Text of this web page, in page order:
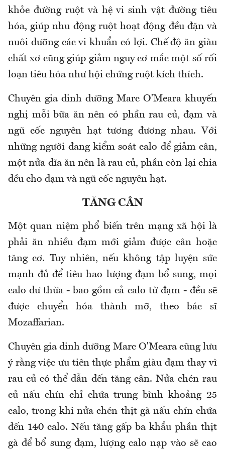
khỏe đường ruột và hệ vi sinh vật đường tiêu
hóa, giúp nhu động ruột hoạt động đều đặn và
nuôi dưỡng các vi khuẩn có lợi. Chế độ ăn giàu
chất xơ cũng giúp giảm nguy cơ mắc một số rối
loạn tiêu hóa như hội chứng ruột kích thích.
Chuyên gia dinh dưỡng Marc O'Meara khuyến
nghị mỗi bữa ăn nên có phần rau củ, đạm và
ngũ cốc nguyên hạt tương đương nhau. Với
những người đang kiểm soát calo để giảm cân,
một nửa đĩa ăn nên là rau củ, phần còn lại chia
đều cho đạm và ngũ cốc nguyên hạt.
TĂNG CÂN
Một quan niệm phổ biến trên mạng xã hội là
phải ăn nhiều đạm mới giảm được cân hoặc
tăng cơ. Tuy nhiên, nếu không tập luyện sức
mạnh đủ để tiêu hao lượng đạm bổ sung, mọi
calo dư thừa - bao gồm cả calo từ đạm - đều sẽ
được chuyển hóa thành mỡ, theo bác sĩ
Mozaffarian.
Chuyên gia dinh dưỡng Marc O'Meara cũng lưu
ý rằng việc ưu tiên thực phẩm giàu đạm thay vì
rau củ có thể dẫn đến tăng cân. Nửa chén rau
củ nấu chín chỉ chứa trung bình khoảng 25
calo, trong khi nửa chén thịt gà nấu chín chứa
đến 140 calo. Nếu tăng gấp ba khẩu phần thịt
gà để bổ sung đạm, lượng calo nạp vào sẽ cao